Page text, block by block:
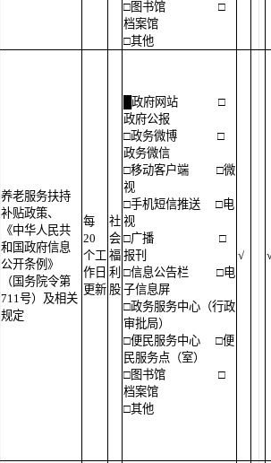
□图书馆
□
档案馆
□其他
养老服务扶持
补贴政策、
《中华人民共
和国政府信息
公开条例》
（国务院令第
711号）及相关
规定
每
20
个工
作日
更新
社
会
福
利
股
█政府网站
□
政府公报
□政务微博
□
政务微信
□移动客户端
□微
视
□手机短信推送
□电
视
□广播
□
报刊
□信息公告栏
□电
子信息屏
□政务服务中心（行政
审批局）
□便民服务中心
□便
民服务点（室）
□图书馆
□
档案馆
□其他
√